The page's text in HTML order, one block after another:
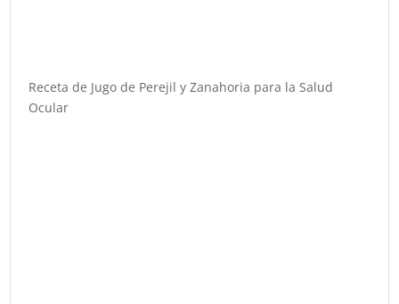
Receta de Jugo de Perejil y Zanahoria para la Salud
Ocular